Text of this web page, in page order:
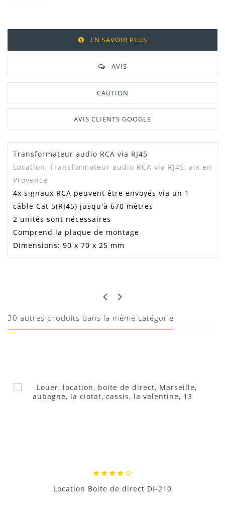
EN SAVOIR PLUS
AVIS
CAUTION
AVIS CLIENTS GOOGLE
Transformateur audio RCA via RJ45
Location, Transformateur audio RCA via RJ45, aix en
Provence
4x signaux RCA peuvent être envoyés via un 1
câble Cat 5(RJ45) jusqu'à 670 mètres
2 unités sont nécessaires
Comprend la plaque de montage
Dimensions: 90 x 70 x 25 mm
19/05/2020
30 autres produits dans la même catégorie
Location Boite de direct DI-210